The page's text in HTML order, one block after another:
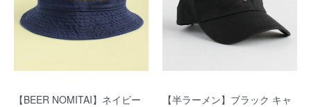
【BEER NOMITAI】ネイビー
【半ラーメン】ブラック キャ